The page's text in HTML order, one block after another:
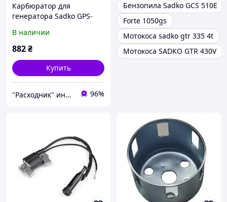
Карбюратор для
генератора Sadko GPS-
В наличии
882₴
Купить
"Расходник" интернет магазин запчастей 96%
Бензопила Sadko GCS 510E
Forte 1050gs
Мотокоса sadko gtr 335 4t
Мотокоса SADKO GTR 430V